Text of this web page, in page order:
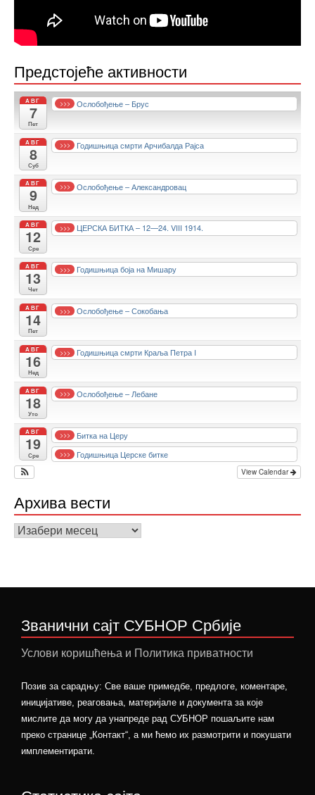
Предстојеће активности
АВГ
7
Пет
>>> Ослобођење – Брус
АВГ
8
Суб
>>> Годишњица смрти Арчибалда Рајса
АВГ
9
Нед
>>> Ослобођење – Александровац
АВГ
12
Сре
>>> ЦЕРСКА БИТКА – 12—24. VIII 1914.
АВГ
13
Чет
>>> Годишњица боја на Мишару
АВГ
14
Пет
>>> Ослобођење – Сокобања
АВГ
16
Нед
>>> Годишњица смрти Краља Петра I
АВГ
18
Уто
>>> Ослобођење – Лебане
АВГ
19
Сре
>>> Битка на Церу
>>> Годишњица Церске битке
View Calendar
Архива вести
Архива
Званични сајт СУБНОР Србије
Услови коришћења и Политика приватности
Позив за сарадњу: Све ваше примедбе, предлоге, коментаре,
иницијативе, реаговања, материјале и документа за које
мислите да могу да унапреде рад СУБНОР пошаљите нам
преко странице „Контакт“, а ми ћемо их размотрити и покушати
имплементирати.